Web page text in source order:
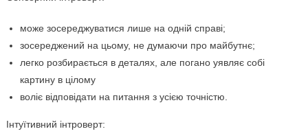
може зосереджуватися лише на одній справі;
зосереджений на цьому, не думаючи про майбутнє;
легко розбирається в деталях, але погано уявляє собі
картину в цілому
воліє відповідати на питання з усією точністю.
Інтуїтивний інтроверт: